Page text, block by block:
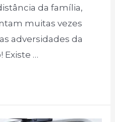
da família,
muitas vezes
adversidades da
Existe …